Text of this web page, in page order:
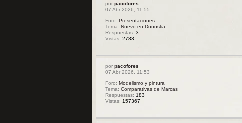
por pacofores
07 Abr 2026, 11:55
Foro: Presentaciones
Tema: Nuevo en Donostia
Respuestas: 3
Vistas: 2783
por pacofores
07 Abr 2026, 11:53
Foro: Modelismo y pintura
Tema: Comparativas de Marcas
Respuestas: 183
Vistas: 157367